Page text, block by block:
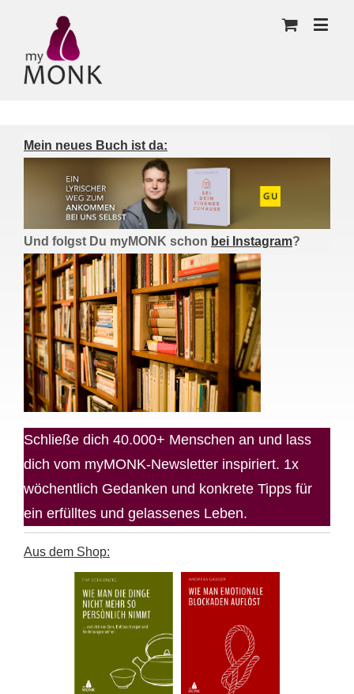
Mein neues Buch ist da:
Und folgst Du myMONK schon bei Instagram?
Schließe dich 40.000+ Menschen an und lass
dich vom myMONK-Newsletter inspiriert. 1x
wöchentlich Gedanken und konkrete Tipps für
ein erfülltes und gelassenes Leben.
Aus dem Shop: